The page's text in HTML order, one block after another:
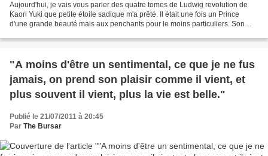
Aujourd'hui, je vais vous parler des quatre tomes de Ludwig revolution de
Kaori Yuki que petite étoile sadique m'a prêté. Il était une fois un Prince
d'une grande beauté mais aux penchants pour le moins particuliers. Son
"A moins d'être un sentimental, ce que je ne fus
jamais, on prend son plaisir comme il vient, et
plus souvent il vient, plus la vie est belle."
Publié le 21/07/2011 à 20:45
Par The Bursar